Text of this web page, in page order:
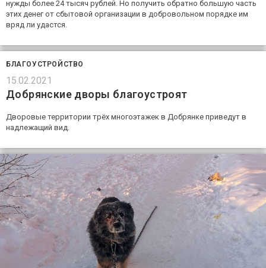
нужды более 24 тысяч рублей. Но получить обратно большую часть
этих денег от сбытовой организации в добровольном порядке им
вряд ли удастся.
БЛАГОУСТРОЙСТВО
15.02.2021
Добрянские дворы благоустроят
Дворовые территории трёх многоэтажек в Добрянке приведут в
надлежащий вид.